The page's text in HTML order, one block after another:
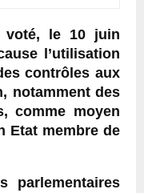
voté, le 10 juin
l’utilisation
contrôles aux
notamment des
comme moyen
Etat membre de
parlementaires